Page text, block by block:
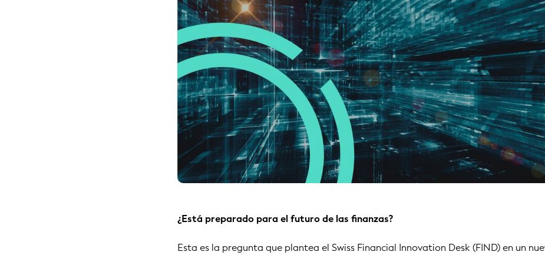
¿Está preparado para el futuro de las finanzas?
Esta es la pregunta que plantea el Swiss Financial Innovation Desk (FIND) en un